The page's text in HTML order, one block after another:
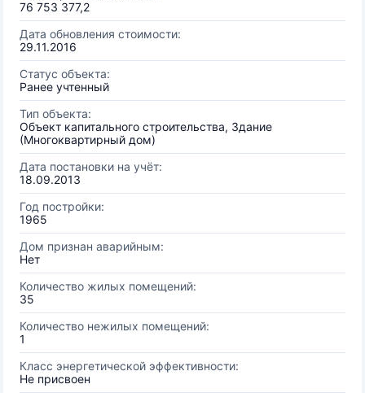
76 753 377,2
Дата обновления стоимости:
29.11.2016
Статус объекта:
Ранее учтенный
Тип объекта:
Объект капитального строительства, Здание
(Многоквартирный дом)
Дата постановки на учёт:
18.09.2013
Год постройки:
1965
Дом признан аварийным:
Нет
Количество жилых помещений:
35
Количество нежилых помещений:
1
Класс энергетической эффективности:
Не присвоен